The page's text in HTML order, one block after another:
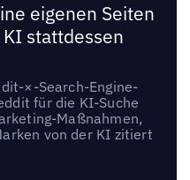
eigenen Seiten
stattdessen
×-Search-Engine-
für die KI-Suche
Maßnahmen,
von der KI zitiert